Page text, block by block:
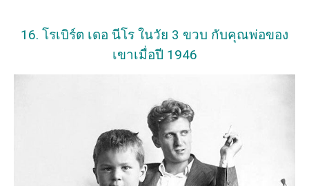
16. โรเบิร์ต เดอ นีโร ในวัย 3 ขวบ กับคุณพ่อของ
เขาเมื่อปี 1946